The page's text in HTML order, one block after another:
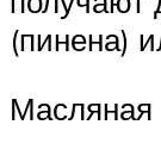
(пинена)
Масляная